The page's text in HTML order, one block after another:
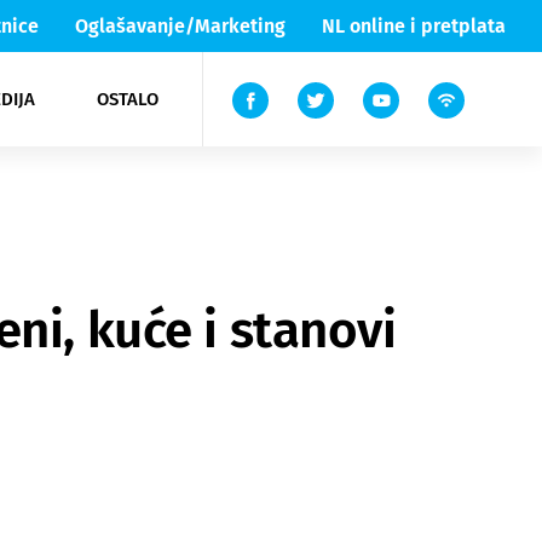
Oglašavanje/Marketing NL online i pretplata
OSTALO
Lika & Senj
TV
kuće i stanovi